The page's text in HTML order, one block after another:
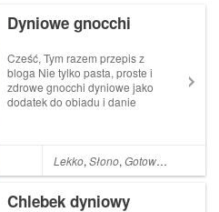
Dyniowe gnocchi
Cześć, Tym razem przepis z
bloga Nie tylko pasta, proste i
zdrowe gnocchi dyniowe jako
dodatek do obiadu i danie
mąki pszennej, sól, pieprz.
Making-of:
Lekko,Słono,Gotowanie
Chlebek dyniowy